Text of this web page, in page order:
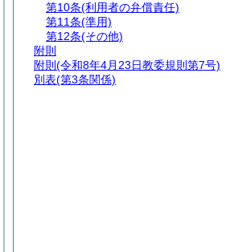
第10条(利用者の弁償責任)
第11条(準用)
第12条(その他)
附則
附則 (令和8年4月23日教委規則第7号)
別表(第3条関係)